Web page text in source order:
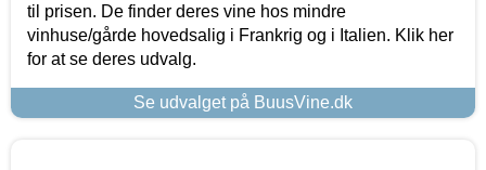
til prisen. De finder deres vine hos mindre
vinhuse/gårde hovedsalig i Frankrig og i Italien. Klik her
for at se deres udvalg.
Se udvalget på BuusVine.dk